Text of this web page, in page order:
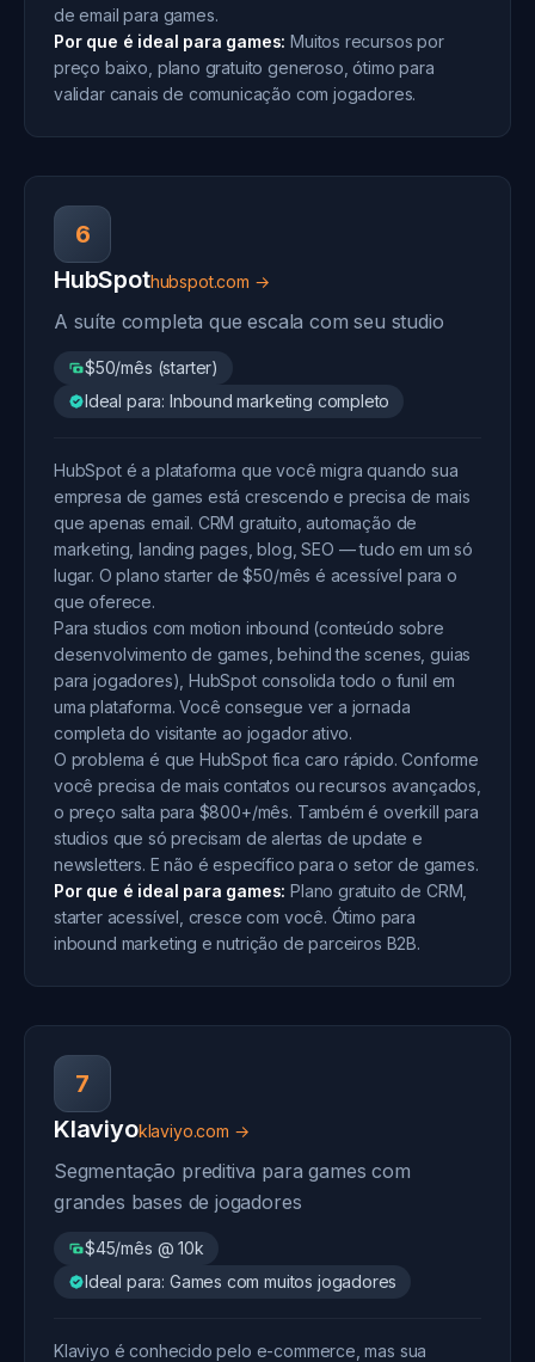
de email para games.
Por que é ideal para games: Muitos recursos por
preço baixo, plano gratuito generoso, ótimo para
validar canais de comunicação com jogadores.
6
HubSpothubspot.com →
A suíte completa que escala com seu studio
$50/mês (starter)
Ideal para: Inbound marketing completo
HubSpot é a plataforma que você migra quando sua
empresa de games está crescendo e precisa de mais
que apenas email. CRM gratuito, automação de
marketing, landing pages, blog, SEO — tudo em um só
lugar. O plano starter de $50/mês é acessível para o
que oferece.
Para studios com motion inbound (conteúdo sobre
desenvolvimento de games, behind the scenes, guias
para jogadores), HubSpot consolida todo o funil em
uma plataforma. Você consegue ver a jornada
completa do visitante ao jogador ativo.
O problema é que HubSpot fica caro rápido. Conforme
você precisa de mais contatos ou recursos avançados,
o preço salta para $800+/mês. Também é overkill para
studios que só precisam de alertas de update e
newsletters. E não é específico para o setor de games.
Por que é ideal para games: Plano gratuito de CRM,
starter acessível, cresce com você. Ótimo para
inbound marketing e nutrição de parceiros B2B.
7
Klaviyoklaviyo.com →
Segmentação preditiva para games com
grandes bases de jogadores
$45/mês @ 10k
Ideal para: Games com muitos jogadores
Klaviyo é conhecido pelo e-commerce, mas sua